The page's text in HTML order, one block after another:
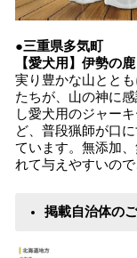
●三重県多気町
【愛犬用】伊勢
実り豊かな山とと
たちが、山の神に
し愛犬用のジャー
ど、普段猟師が口
ています。無添加
れて与えやすいの
掲載自治体の